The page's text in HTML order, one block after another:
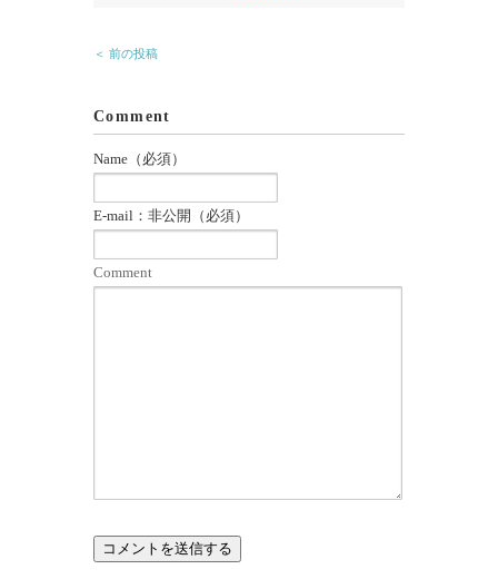
＜ 前の投稿
Comment
Name（必須）
E-mail：非公開（必須）
Comment